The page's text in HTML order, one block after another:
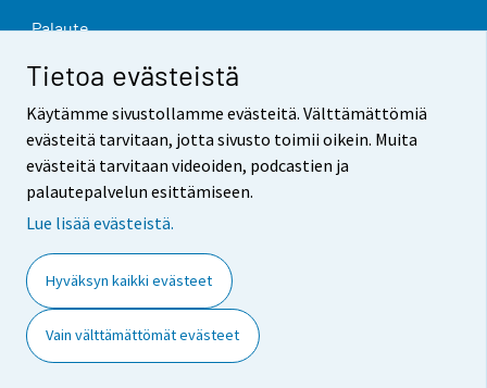
Tietoa evästeistä
Käytämme sivustollamme evästeitä. Välttämättömiä
evästeitä tarvitaan, jotta sivusto toimii oikein. Muita
evästeitä tarvitaan videoiden, podcastien ja
palautepalvelun esittämiseen.
Lue lisää evästeistä.
Hyväksyn kaikki evästeet
Vain välttämättömät evästeet
Palaute
Käyttöehdot
Tietosuoja
Saavutettavuus
Tietoa sivustosta